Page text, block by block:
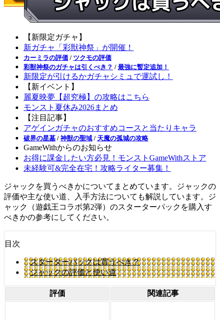
【新限定ガチャ】
新ガチャ「彩獣神祭」が開催！
カーミラの評価 / ツクモの評価
彩獣神祭のガチャは引くべき？ / 最強に暫定追加！
新限定が引けるかガチャシミュで運試し！
【新イベント】
麗夏映夢【超究極】の攻略はこちら
モンスト夏休み2026まとめ
【注目記事】
アゲインガチャのおすすめコースと当たりキャラ
破界の星墓 / 神獣の聖域 / 天魔の孤城の攻略
GameWithからのお知らせ
お得に課金したい方必見！モンストGameWithストア
未経験可&完全在宅！攻略ライター募集！
ジャックを買うべきかについてまとめています。ジャックの
評価や主な使い道、入手方法についても解説しています。ジ
ャック（遊戯王コラボ第2弾）のスターターパックを購入す
べきかの参考にしてください。
目次
スターターパックは買うべき？
ジャックの評価と使い道
評価 関連記事